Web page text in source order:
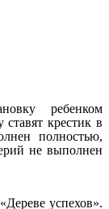
ребенком
крестик в
полностью,
не выполнен
успехов».